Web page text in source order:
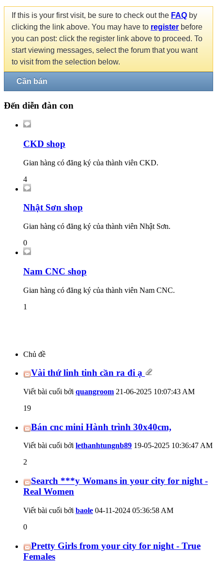
If this is your first visit, be sure to check out the FAQ by
clicking the link above. You may have to register before
you can post: click the register link above to proceed. To
start viewing messages, select the forum that you want
to visit from the selection below.
Cần bán
Đến diễn đàn con
CKD shop
Gian hàng có đăng ký của thành viên CKD.
4
Nhật Sơn shop
Gian hàng có đăng ký của thành viên Nhật Sơn.
0
Nam CNC shop
Gian hàng có đăng ký của thành viên Nam CNC.
1
Chủ đề
Vài thứ linh tinh cần ra đi ạ
Viết bài cuối bởi quangroom 21-06-2025 10:07:43 AM
19
Bán cnc mini Hành trình 30x40cm,
Viết bài cuối bởi lethanhtungnb89 19-05-2025 10:36:47 AM
2
Search ***y Womans in your city for night -
Real Women
Viết bài cuối bởi baole 04-11-2024 05:36:58 AM
0
Pretty Girls from your city for night - True
Females